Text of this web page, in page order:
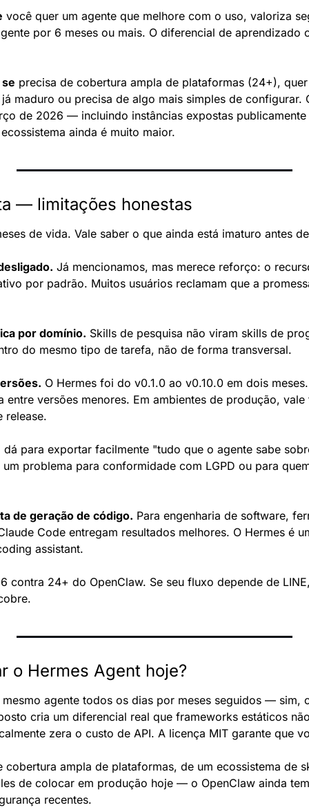
você quer um agente que melhore com o uso, valoriza
por 6 meses ou mais. O diferencial de aprendizado
precisa de cobertura ampla de plataformas (24+),
maduro ou precisa de algo mais simples de configurar.
de 2026 — incluindo instâncias expostas
ainda é muito maior.
— limitações honestas
de vida. Vale saber o que ainda está imaturo antes
Já mencionamos, mas merece reforço: o
por padrão. Muitos usuários reclamam que a
por domínio. Skills de pesquisa não viram skills de
do mesmo tipo de tarefa, não de forma transversal.
O Hermes foi do v0.1.0 ao v0.10.0 em dois
entre versões menores. Em ambientes de produção,
release.
para exportar facilmente "tudo que o agente sabe
problema para conformidade com LGPD ou para
de geração de código. Para engenharia de software,
Code entregam resultados melhores. O Hermes é
assistant.
contra 24+ do OpenClaw. Se seu fluxo depende de
o Hermes Agent hoje?
agente todos os dias por meses seguidos — sim,
cria um diferencial real que frameworks estáticos
zera o custo de API. A licença MIT garante que
cobertura ampla de plataformas, de um ecossistema de
de colocar em produção hoje — o OpenClaw ainda
recentes.